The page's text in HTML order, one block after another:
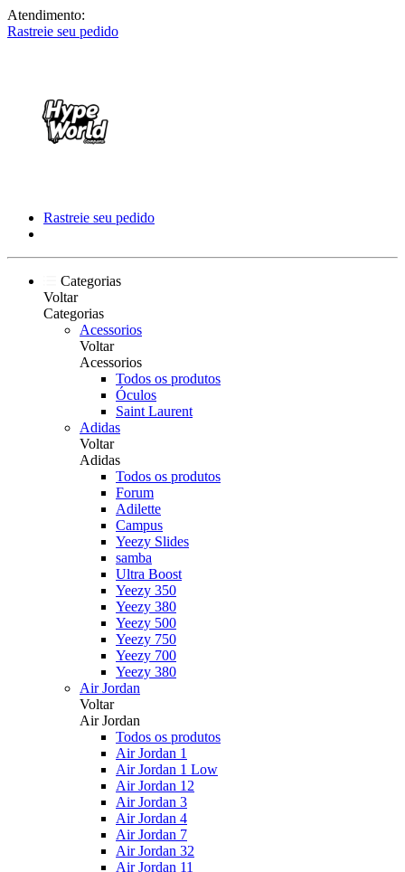
Atendimento:
Rastreie seu pedido
Rastreie seu pedido
Categorias
Voltar
Categorias
Acessorios
Voltar
Acessorios
Todos os produtos
Óculos
Saint Laurent
Adidas
Voltar
Adidas
Todos os produtos
Forum
Adilette
Campus
Yeezy Slides
samba
Ultra Boost
Yeezy 350
Yeezy 380
Yeezy 500
Yeezy 750
Yeezy 700
Yeezy 380
Air Jordan
Voltar
Air Jordan
Todos os produtos
Air Jordan 1
Air Jordan 1 Low
Air Jordan 12
Air Jordan 3
Air Jordan 4
Air Jordan 7
Air Jordan 32
Air Jordan 11